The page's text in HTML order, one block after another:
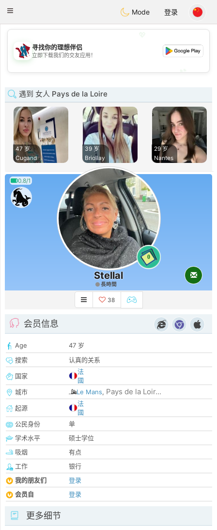
Taimerais
Toggle
Mode 登录
💖
💕
寻找你的理想伴侣
立即下载我们的交友应用！
遇到 女人 Pays de la Loire
47 岁
Cugand
39 岁
Briollay
29 岁
Nantes
0.8/1
0
Stellal
長時間
38
会员信息
Age
47 岁
搜索
认真的关系
国家
法
國
城市
Le Mans, Pays de la Loir...
起源
法
國
公民身份
单
学术水平
硕士学位
吸烟
有点
工作
银行
我的朋友们
登录
会员自
登录
更多细节